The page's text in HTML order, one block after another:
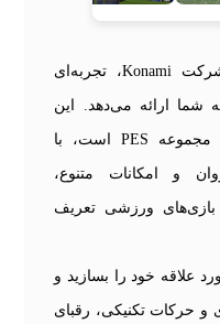
، شاهکار جدید شرکت Konami، تجربه‌ای
شما ارائه می‌دهد. این
بازی که نسخه‌ای تکامل‌یافته از مجموعه PES است، با
و امکانات متنوع،
بازی‌های ورزشی تعریف
علاقه خود را بسازید و
و حرکات تکنیکی، رقبای